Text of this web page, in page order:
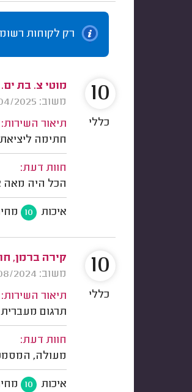
רק לקוחות
מוטי צ. בת ים.
משוב: 20/04/2025
תיאור השירות:
חתימה
חוות דעת:
הכל היה מאה
איכות 10
10
כללי
קירה ברמן,
משוב: 07/08/2024
תיאור השירות:
תרגום
חוות דעת:
מעולה,
איכות 10
10
כללי